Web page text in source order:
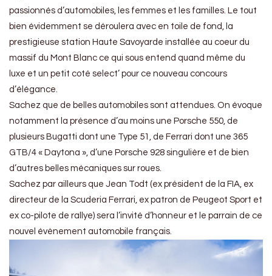
passionnés d’automobiles, les femmes et les familles. Le tout
bien évidemment se déroulera avec en toile de fond, la
prestigieuse station Haute Savoyarde installée au coeur du
massif du Mont Blanc ce qui sous entend quand même du
luxe et un petit coté select’ pour ce nouveau concours
d’élégance.
Sachez que de belles automobiles sont attendues. On évoque
notamment la présence d’au moins une Porsche 550, de
plusieurs Bugatti dont une Type 51, de Ferrari dont une 365
GTB/4 « Daytona », d’une Porsche 928 singulière et de bien
d’autres belles mécaniques sur roues.
Sachez par ailleurs que Jean Todt (ex président de la FIA, ex
directeur de la Scuderia Ferrari, ex patron de Peugeot Sport et
ex co-pilote de rallye) sera l’invité d’honneur et le parrain de ce
nouvel évènement automobile français.